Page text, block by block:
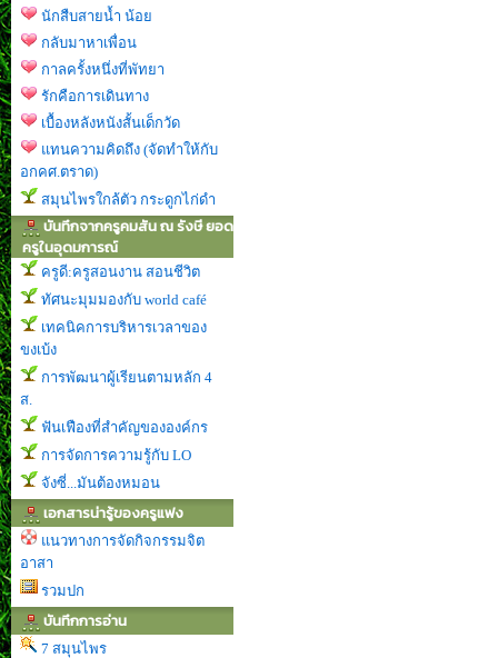
นักสืบสายน้ำ น้อย
กลับมาหาเพื่อน
กาลครั้งหนึ่งที่พัทยา
รักคือการเดินทาง
เบื้องหลังหนังสั้นเด็กวัด
แทนความคิดถึง (จัดทำให้กับ
อกคศ.ตราด)
สมุนไพรใกล้ตัว กระดูกไก่ดำ
บันทึกจากครูคมสัน ณ รังษี ยอด
ครูในอุดมการณ์
ครูดี:ครูสอนงาน สอนชีวิต
ทัศนะมุมมองกับ world café
เทคนิคการบริหารเวลาของ
ขงเบ้ง
การพัฒนาผู้เรียนตามหลัก 4
ส.
ฟันเฟืองที่สำคัญขององค์กร
การจัดการความรู้กับ LO
จังซี่...มันต้องหมอน
เอกสารน่ารู้ของครูแฟง
แนวทางการจัดกิจกรรมจิต
อาสา
รวมปก
บันทึกการอ่าน
7 สมุนไพร